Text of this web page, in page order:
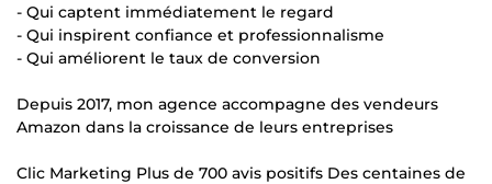
- Qui captent immédiatement le regard
- Qui inspirent confiance et professionnalisme
- Qui améliorent le taux de conversion
Depuis 2017, mon agence accompagne des vendeurs
Amazon dans la croissance de leurs entreprises
Clic Marketing Plus de 700 avis positifs Des centaines de